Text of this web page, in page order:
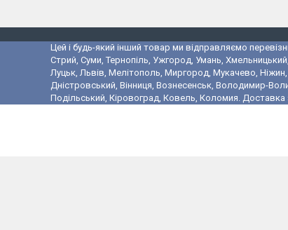
Цей і будь-який інший товар ми відправляємо
Стрий, Суми, Тернопіль, Ужгород, Умань,
Луцьк, Львів, Мелітополь, Миргород, Мукачево,
Дністровський, Вінниця, Вознесенськ, Володимир-
Подільський, Кіровоград, Ковель, Коломия.